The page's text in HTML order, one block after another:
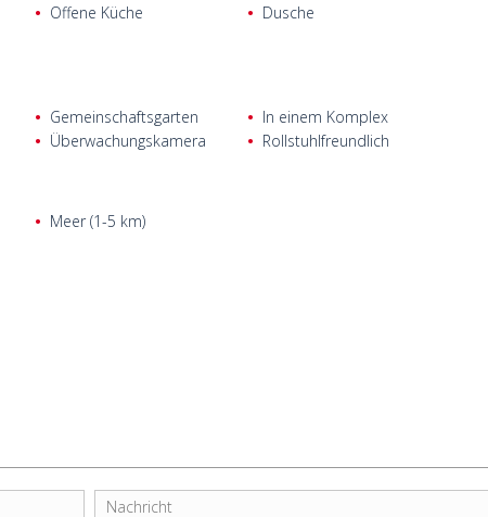
Offene Küche
Dusche
Gemeinschaftsgarten
In einem Komplex
Überwachungskamera Rollstuhlfreundlich
Meer (1-5 km)